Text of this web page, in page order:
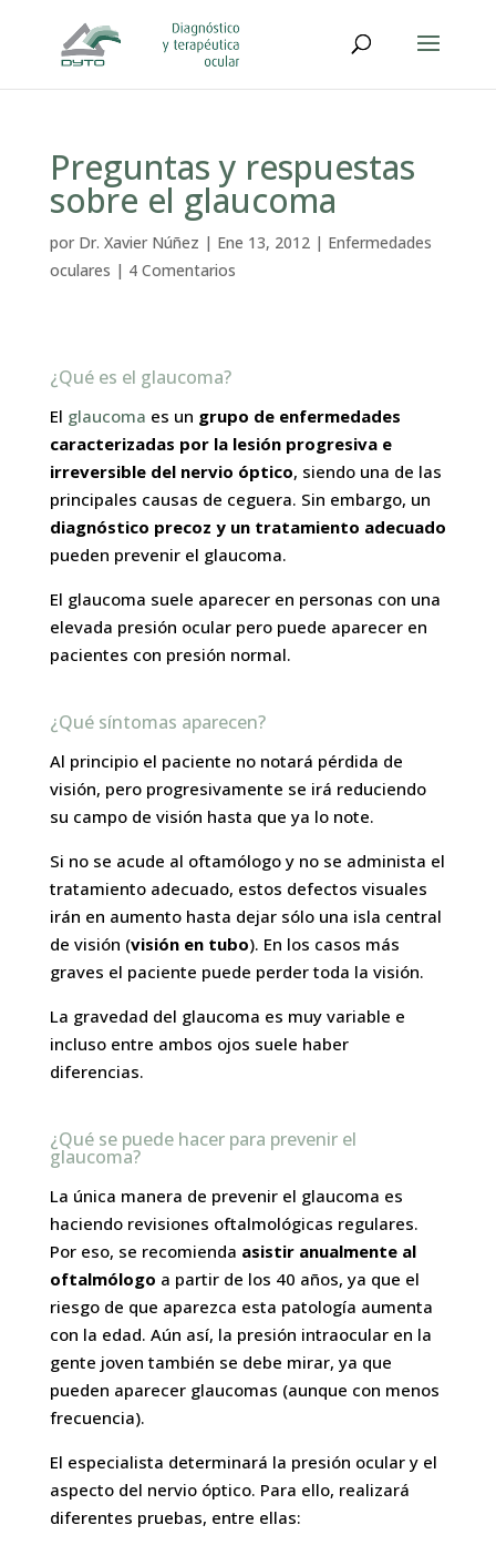
Preguntas y respuestas
sobre el glaucoma
por Dr. Xavier Núñez | Ene 13, 2012| Enfermedades
oculares | 4 Comentarios
¿Qué es el glaucoma?
El glaucoma es un grupo de enfermedades
caracterizadas por la lesión progresiva e
irreversible del nervio óptico, siendo una de las
principales causas de ceguera. Sin embargo, un
diagnóstico precoz y un tratamiento adecuado
pueden prevenir el glaucoma.
El glaucoma suele aparecer en personas con una
elevada presión ocular pero puede aparecer en
pacientes con presión normal.
¿Qué síntomas aparecen?
Al principio el paciente no notará pérdida de
visión, pero progresivamente se irá reduciendo
su campo de visión hasta que ya lo note.
Si no se acude al oftamólogo y no se administa el
tratamiento adecuado, estos defectos visuales
irán en aumento hasta dejar sólo una isla central
de visión (visión en tubo). En los casos más
graves el paciente puede perder toda la visión.
La gravedad del glaucoma es muy variable e
incluso entre ambos ojos suele haber
diferencias.
¿Qué se puede hacer para prevenir el
glaucoma?
La única manera de prevenir el glaucoma es
haciendo revisiones oftalmológicas regulares.
Por eso, se recomienda asistir anualmente al
oftalmólogo a partir de los 40 años, ya que el
riesgo de que aparezca esta patología aumenta
con la edad. Aún así, la presión intraocular en la
gente joven también se debe mirar, ya que
pueden aparecer glaucomas (aunque con menos
frecuencia).
El especialista determinará la presión ocular y el
aspecto del nervio óptico. Para ello, realizará
diferentes pruebas, entre ellas: